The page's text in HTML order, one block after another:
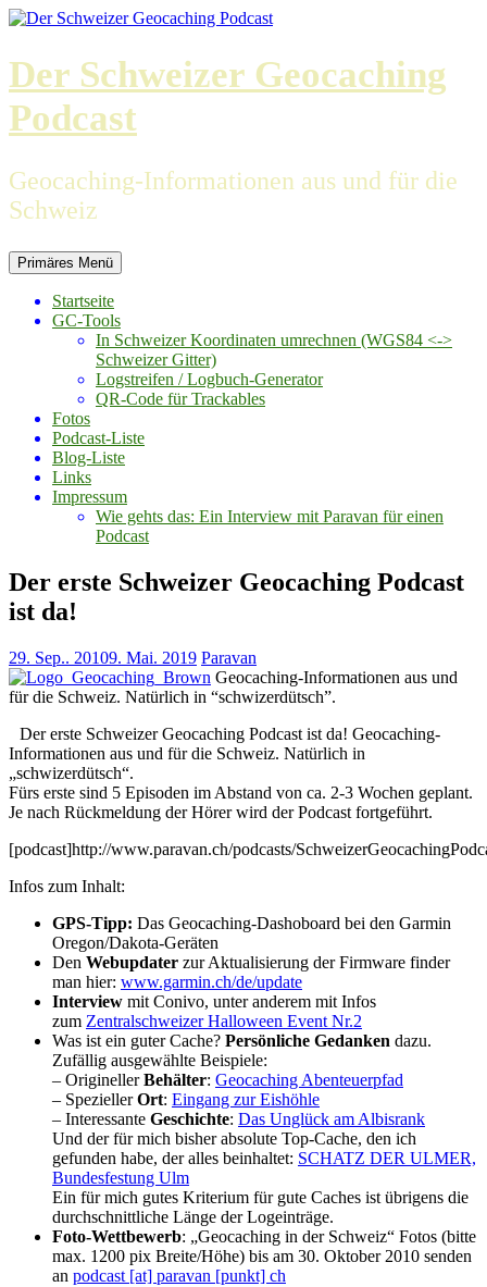
Zum
Der Schweizer Geocaching
Podcast
Geocaching-Informationen aus und für die
Schweiz
Primäres Menü
Startseite
GC-Tools
In Schweizer Koordinaten umrechnen (WGS84 <->
Schweizer Gitter)
Logstreifen / Logbuch-Generator
QR-Code für Trackables
Fotos
Podcast-Liste
Blog-Liste
Links
Impressum
Wie gehts das: Ein Interview mit Paravan für einen
Podcast
Der erste Schweizer Geocaching Podcast
ist da!
29. Sep.. 20109. Mai. 2019 Paravan
Geocaching-Informationen aus und
für die Schweiz. Natürlich in “schwizerdütsch”.
Der erste Schweizer Geocaching Podcast ist da! Geocaching-
Informationen aus und für die Schweiz. Natürlich in
„schwizerdütsch“.
Fürs erste sind 5 Episoden im Abstand von ca. 2-3 Wochen geplant.
Je nach Rückmeldung der Hörer wird der Podcast fortgeführt.
[podcast]http://www.paravan.ch/podcasts/
Infos zum Inhalt:
GPS-Tipp: Das Geocaching-Dashoboard bei den Garmin
Oregon/Dakota-Geräten
Den Webupdater zur Aktualisierung der Firmware finder
man hier: www.garmin.ch/de/update
Interview mit Conivo, unter anderem mit Infos
zum Zentralschweizer Halloween Event Nr.2
Was ist ein guter Cache? Persönliche Gedanken dazu.
Zufällig ausgewählte Beispiele:
– OriginellerBehälter: Geocaching Abenteuerpfad
– SpeziellerOrt: Eingang zur Eishöhle
– Interessante Geschichte: Das Unglück am Albisrank
Und der für mich bisher absolute Top-Cache, den ich
gefunden habe, der alles beinhaltet: SCHATZ DER ULMER,
Bundesfestung Ulm
Ein für mich gutes Kriterium für gute Caches ist übrigens die
durchschnittliche Länge der Logeinträge.
Foto-Wettbewerb: „Geocaching in der Schweiz“ Fotos (bitte
max. 1200 pix Breite/Höhe) bis am 30. Oktober 2010 senden
an podcast [at] paravan [punkt] ch